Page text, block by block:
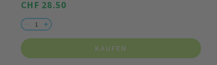
CHF 28.50
KAUFEN